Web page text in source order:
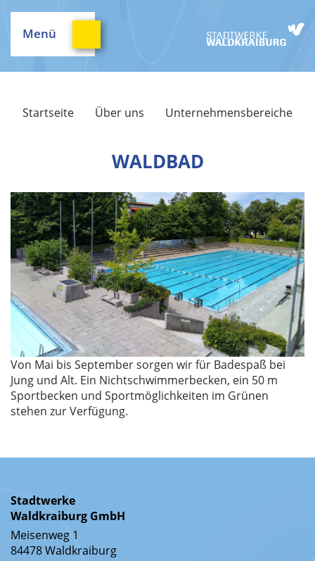
Menü
Startseite Über uns Unternehmensbereiche
WALDBAD
Von Mai bis September sorgen wir für Badespaß bei
Jung und Alt. Ein Nichtschwimmerbecken, ein 50 m
Sportbecken und Sportmöglichkeiten im Grünen
stehen zur Verfügung.
Stadtwerke
Waldkraiburg GmbH
Meisenweg 1
84478 Waldkraiburg